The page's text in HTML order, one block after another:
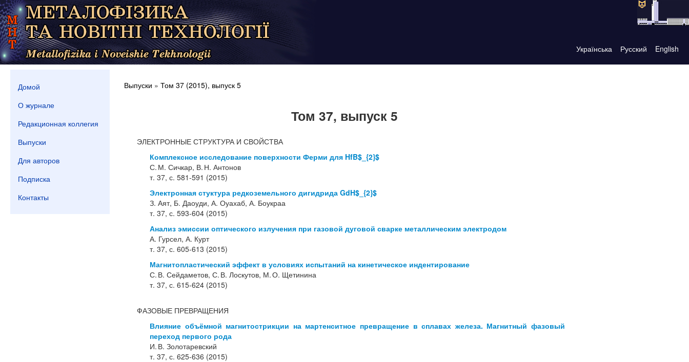
Українська Русский English
Домой
О журнале
Редакционная коллегия
Выпуски
Для авторов
Подписка
Контакты
Выпуски » Том 37 (2015), выпуск 5
Том 37, выпуск 5
ЭЛЕКТРОННЫЕ СТРУКТУРА И СВОЙСТВА
Комплексное исследование поверхности Ферми для HfB$_{2}$
С. М. Сичкар, В. Н. Антонов
т. 37, с. 581-591 (2015)
Электронная стуктура редкоземельного дигидрида GdH$_{2}$
З. Аят, Б. Даоуди, А. Оуахаб, А. Боукраа
т. 37, с. 593-604 (2015)
Анализ эмиссии оптического излучения при газовой дуговой сварке металлическим электродом
А. Гурсел, А. Курт
т. 37, с. 605-613 (2015)
Магнитопластический эффект в условиях испытаний на кинетическое индентирование
С. В. Сейдаметов, С. В. Лоскутов, М. О. Щетинина
т. 37, с. 615-624 (2015)
ФАЗОВЫЕ ПРЕВРАЩЕНИЯ
Влияние объёмной магнитострикции на мартенситное превращение в сплавах железа. Магнитный фазовый
переход первого рода
И. В. Золотаревский
т. 37, с. 625-636 (2015)